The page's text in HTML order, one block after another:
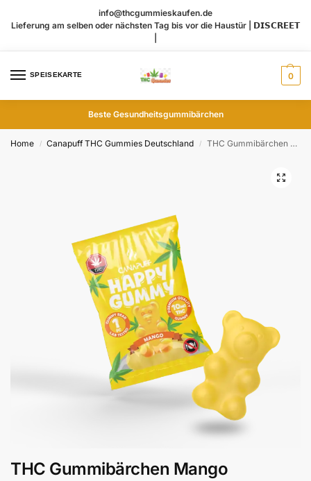
info@thcgummieskaufen.de
Lieferung am selben oder nächsten Tag bis vor die Haustür | 𝗗𝗜𝗦𝗖𝗥𝗘𝗘𝗧
SPEISEKARTE 0
Beste Gesundheitsgummibärchen
Home / Canapuff THC Gummies​ Deutschland / THC Gummibärchen Mango
THC Gummibärchen Mango